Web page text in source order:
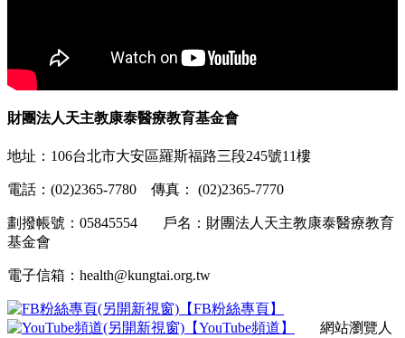
財團法人天主教康泰醫療教育基金會
地址：106台北市大安區羅斯福路三段245號11樓
電話：(02)2365-7780 傳真： (02)2365-7770
劃撥帳號：05845554 戶名：財團法人天主教康泰醫療教育
基金會
電子信箱：health@kungtai.org.tw
【FB粉絲專頁】
【YouTube頻道】
網站瀏覽人